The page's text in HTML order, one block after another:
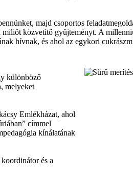
majd csoportos
közvetítő gyűjteményt. A
hívnak, és ahol az egykori
különböző
melyeket
Emlékházat, ahol
címmel
kínálatának
és a